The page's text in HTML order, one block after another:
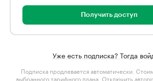
Получить доступ
Уже есть подписка? Тогда
Подписка продлевается автоматически.
выбранного тарифного плана . Отключить